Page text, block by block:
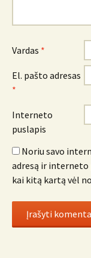
Vardas *
El. pašto adresas
*
Interneto
puslapis
Noriu savo
adresą ir interneto
kai kitą kartą vėl